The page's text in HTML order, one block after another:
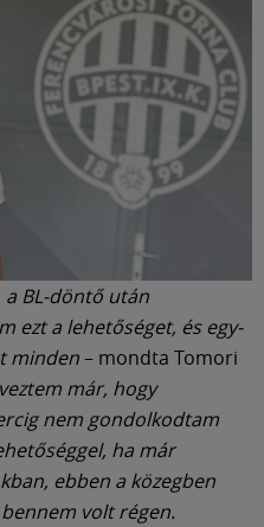
a BL-döntő után
ezt a lehetőséget, és egy-
minden– mondta Tomori
már, hogy
nem gondolkodtam
ha már
ebben a közegben
volt régen.